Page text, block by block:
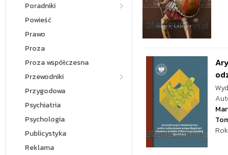
Poradniki
Powieść
Prawo
Proza
Proza współczesna
Przewodniki
Przygodowa
Psychiatria
Psychologia
Publicystyka
Reklama